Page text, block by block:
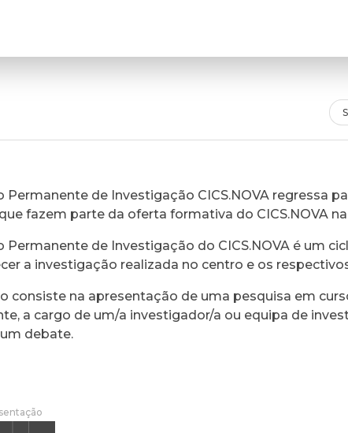
Permanente de Investigação CICS.NOVA regressa
fazem parte da oferta formativa do CICS.NOVA na
Permanente de Investigação do CICS.NOVA é um
a investigação realizada no centro e os
consiste na apresentação de uma pesquisa em
a cargo de um/a investigador/a ou equipa de
debate.